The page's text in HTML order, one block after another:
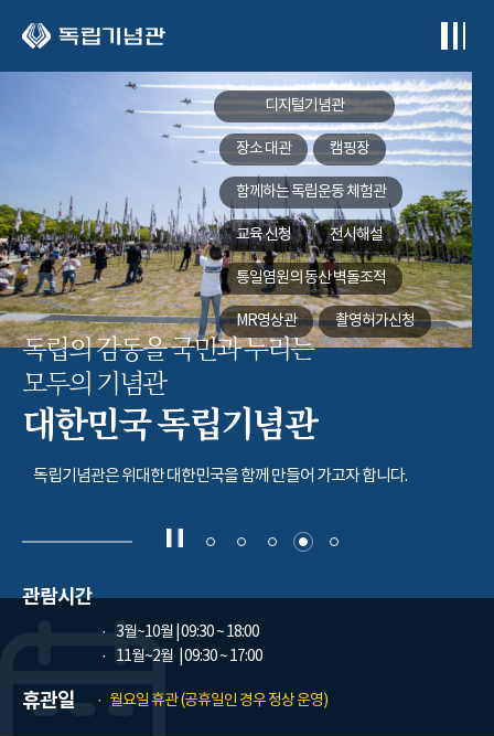
디지털기념관
장소 대관 캠핑장
함께하는독립운동 체험관
교육 신청 전시해설
통일염원의 동산벽돌조적
MR영상관 촬영허가신청
독립의 감동을 국민과 누리는
모두의 기념관
대한민국 독립기념관
독립기념관은 위대한 대한민국을 함께 만들어 가고자 합니다.
관람시간
3월~10월 | 09:30 ~ 18:00
11월~2월
| 09:30 ~ 17:00
휴관일 월요일 휴관 (공휴일인 경우 정상 운영)